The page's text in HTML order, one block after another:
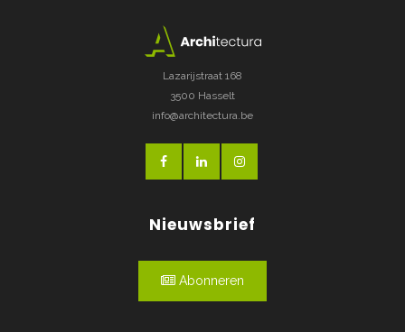
Lazarijstraat 168
3500 Hasselt
info@architectura.be
Nieuwsbrief
Abonneren